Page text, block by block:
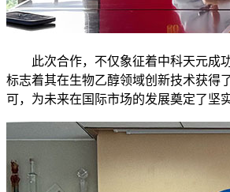
此次合作，不仅象征着中科天元成
标志着其在生物乙醇领域创新技术获得
可，为未来在国际市场的发展奠定了坚